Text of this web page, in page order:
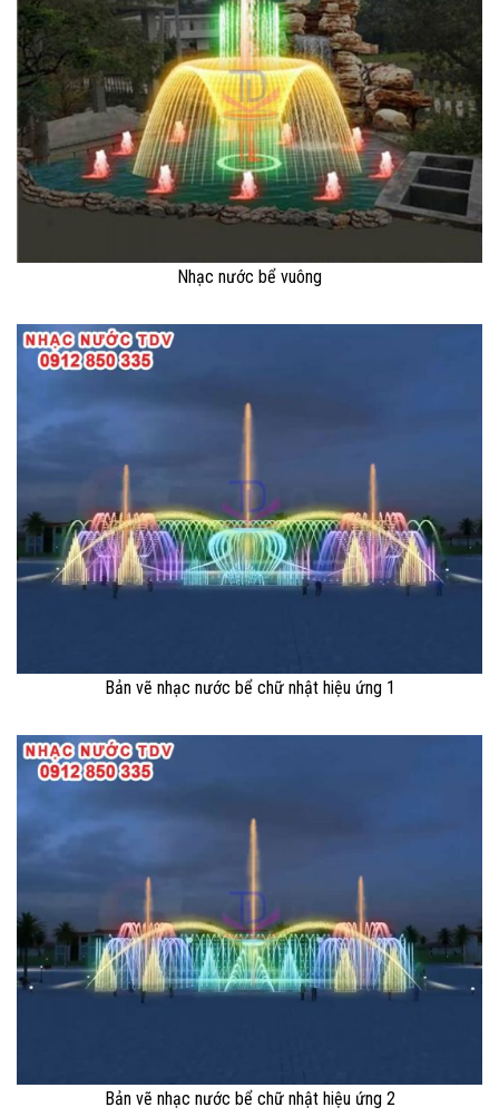
Nhạc nước bể vuông
Bản vẽ nhạc nước bể chữ nhật hiệu ứng 1
Bản vẽ nhạc nước bể chữ nhật hiệu ứng 2